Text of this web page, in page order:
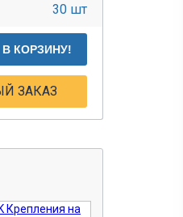
30 шт
В КОРЗИНУ!
ЗАКАЗ